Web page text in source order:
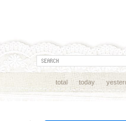
total today